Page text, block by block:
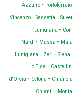
Azzurro - Portoferraio
Vincenzo - Sassetta -
Lunigiana -
Nardi - Massa -
Lunigiana - Zeri - Siena
d'Elsa -
d'Orcia - Cetona -
Chianti -